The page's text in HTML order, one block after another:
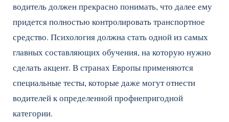
водитель должен прекрасно понимать, что далее ему
придется полностью контролировать транспортное
средство. Психология должна стать одной из самых
главных составляющих обучения, на которую нужно
сделать акцент. В странах Европы применяются
специальные тесты, которые даже могут отнести
водителей к определенной профнепригодной
категории.